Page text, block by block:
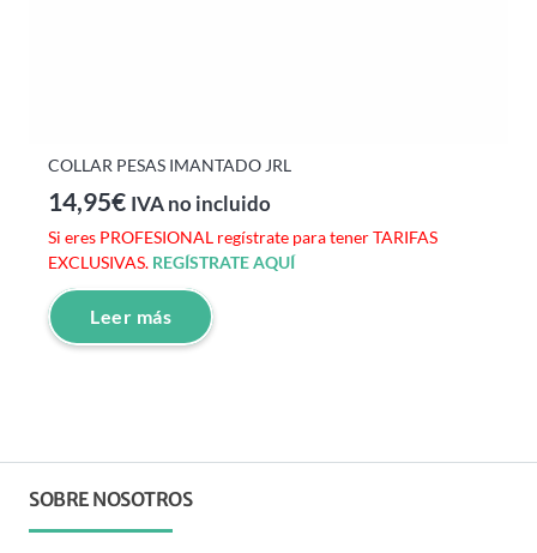
COLLAR PESAS IMANTADO JRL
14,95€ IVA no incluido
Si eres PROFESIONAL regístrate para tener TARIFAS
EXCLUSIVAS. REGÍSTRATE AQUÍ
Leer más
SOBRE NOSOTROS